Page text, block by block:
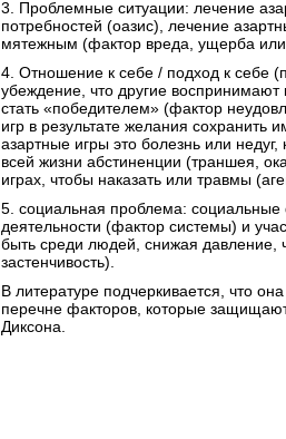
3. Проблемные ситуации: лечение
потребностей (оазис), лечение
мятежным (фактор вреда, ущерба
4. Отношение к себе / подход к себе
убеждение, что другие воспринимают
стать «победителем» (фактор
игр в результате желания
азартные игры это болезнь или
всей жизни абстиненции (траншея,
играх, чтобы наказать или травмы
5. социальная проблема: социальные
деятельности (фактор системы) и
быть среди людей, снижая давление,
застенчивость).
В литературе подчеркивается, что
перечне факторов, которые
Диксона.